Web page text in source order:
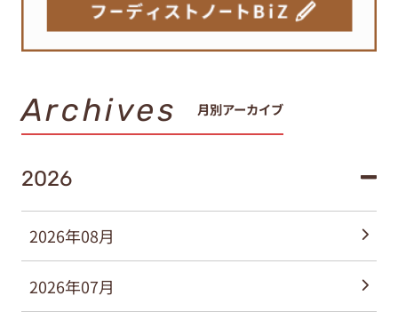
Archives 月別アーカイブ
2026
2026年08月
2026年07月